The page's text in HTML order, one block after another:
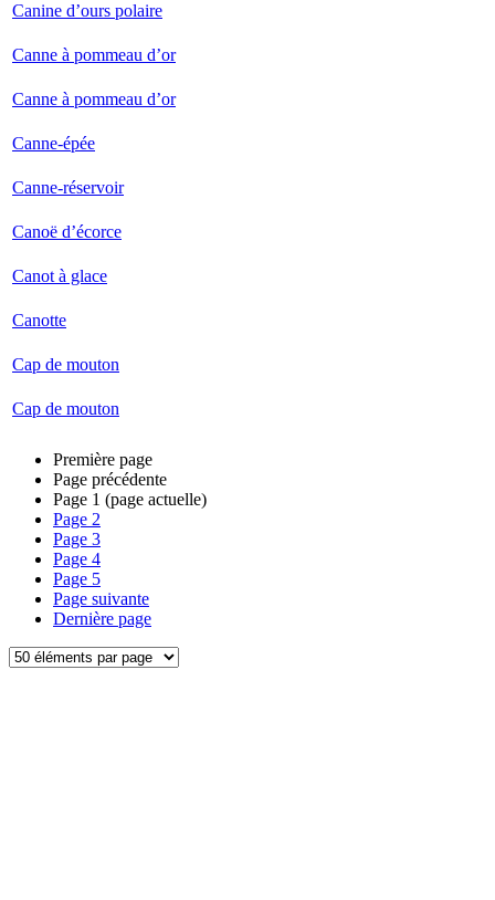
Canine d’ours polaire
Canne à pommeau d’or
Canne à pommeau d’or
Canne-épée
Canne-réservoir
Canoë d’écorce
Canot à glace
Canotte
Cap de mouton
Cap de mouton
Première page
Page précédente
Page 1 (page actuelle)
Page 2
Page 3
Page 4
Page 5
Page suivante
Dernière page